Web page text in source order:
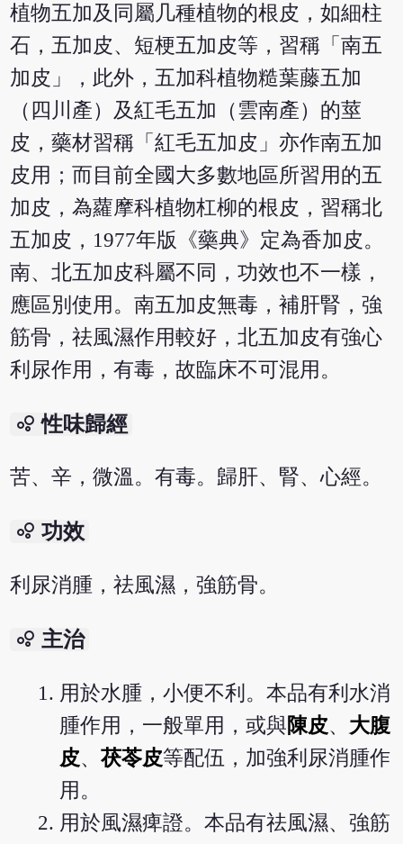
植物五加及同屬几種植物的根皮，如細柱
石，五加皮、短梗五加皮等，習稱「南五
加皮」，此外，五加科植物糙葉藤五加
（四川產）及紅毛五加（雲南產）的莖
皮，藥材習稱「紅毛五加皮」亦作南五加
皮用；而目前全國大多數地區所習用的五
加皮，為蘿摩科植物杠柳的根皮，習稱北
五加皮，1977年版《藥典》定為香加皮。
南、北五加皮科屬不同，功效也不一樣，
應區別使用。南五加皮無毒，補肝腎，強
筋骨，祛風濕作用較好，北五加皮有強心
利尿作用，有毒，故臨床不可混用。
bubble_chart 性味歸經
苦、辛，微溫。有毒。歸肝、腎、心經。
bubble_chart 功效
利尿消腫，祛風濕，強筋骨。
bubble_chart 主治
用於水腫，小便不利。本品有利水消
腫作用，一般單用，或與陳皮、 大腹
皮、茯苓皮等配伍，加強利尿消腫作
用。
用於風濕痺證。本品有祛風濕、強筋